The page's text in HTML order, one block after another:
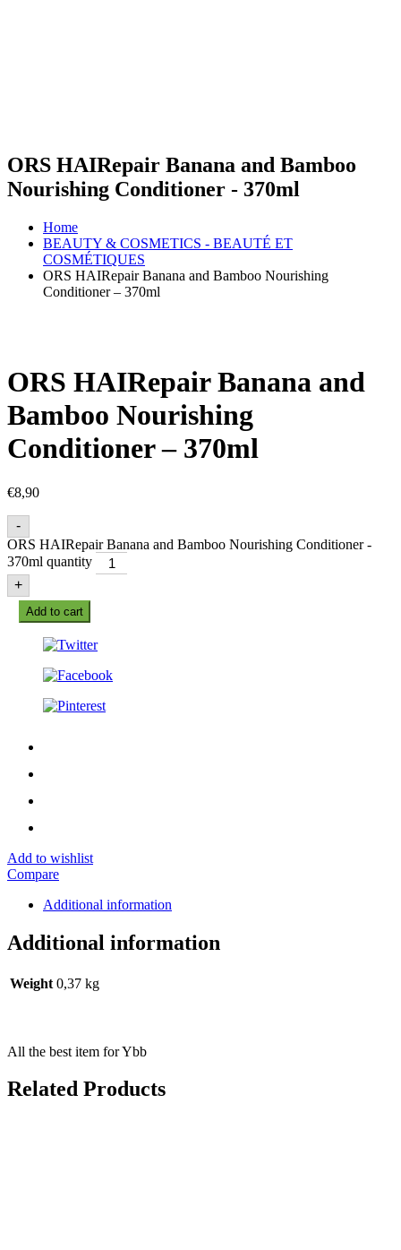
ORS HAIRepair Banana and Bamboo
Nourishing Conditioner - 370ml
Home
BEAUTY & COSMETICS - BEAUTÉ ET
COSMÉTIQUES
ORS HAIRepair Banana and Bamboo Nourishing
Conditioner – 370ml
ORS HAIRepair Banana and
Bamboo Nourishing
Conditioner – 370ml
€8,90
-
ORS HAIRepair Banana and Bamboo Nourishing Conditioner -
370ml quantity
+
Add to cart
Add to wishlist
Compare
Additional information
Additional information
Weight 0,37 kg
All the best item for Ybb
Related Products